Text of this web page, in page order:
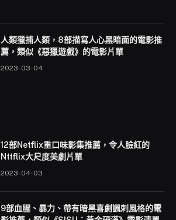
人類獵捕人類，8部描寫人心黑暗面的電影推
薦，類似《惡獵遊戲》的電影片單
2023-03-04
12部Netflix重口味影集推薦，令人臉紅的
Nttflix大尺度美劇片單
2023-04-03
9部血腥、暴力、帶有暗黑喜劇諷刺風格的電